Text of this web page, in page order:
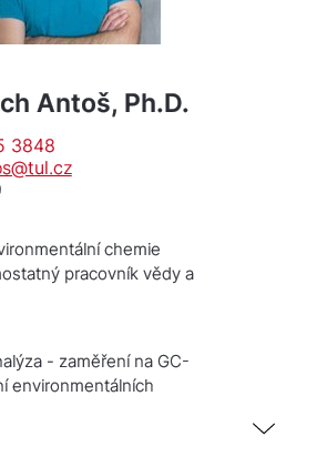
Antoš, Ph.D.
3848
chemie
pracovník vědy a
- zaměření na GC-
environmentálních